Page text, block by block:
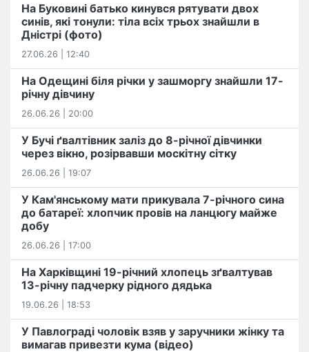
На Буковині батько кинувся рятувати двох
синів, які тонули: тіла всіх трьох знайшли в
Дністрі (фото)
27.06.26 | 12:40
На Одещині біля річки у зашморгу знайшли 17-
річну дівчину
26.06.26 | 20:00
У Бучі ґвалтівник заліз до 8-річної дівчинки
через вікно, розірвавши москітну сітку
26.06.26 | 19:07
У Кам'янському мати прикувала 7-річного сина
до батареї: хлопчик провів на ланцюгу майже
добу
26.06.26 | 17:00
На Харківщині 19-річний хлопець​ ️зґвалтував
13-річну падчерку рідного дядька
19.06.26 | 18:53
У Павлограді чоловік взяв у заручники жінку та
вимагав привезти кума (відео)